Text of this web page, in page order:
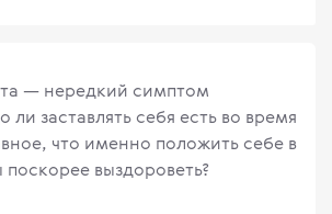
— нередкий симптом
ли заставлять себя есть во время
что именно положить себе в
выздороветь?